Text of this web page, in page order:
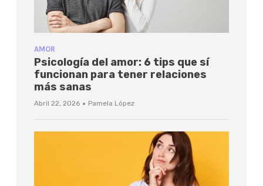
AMOR
Psicología del amor: 6 tips que sí
funcionan para tener relaciones
más sanas
Abril 22, 2026 · Pamela López